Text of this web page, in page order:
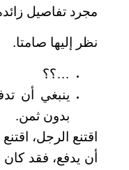
مجرد تفاصيل
نظر إليها صامتا.
…؟؟
ينبغي أن
بدون ثمن.
اقتنع الرجل،
أن يدفع، فقد